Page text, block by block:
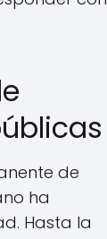
de
ha
Hasta la